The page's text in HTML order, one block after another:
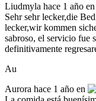
Liudmyla hace 1 año en
Sehr sehr lecker,die
lecker,wir kommen
sabroso, el servicio fue
definitivamente
Au
Aurora hace 1 año en